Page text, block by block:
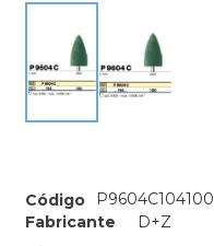
Código
P9604C104100
Fabricante
D+Z